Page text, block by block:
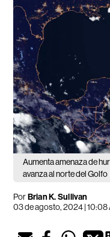
Aumenta amenaza de
avanza al norte del Golfo
PorBrian K. Sullivan
03 de agosto, 2024 | 10:08